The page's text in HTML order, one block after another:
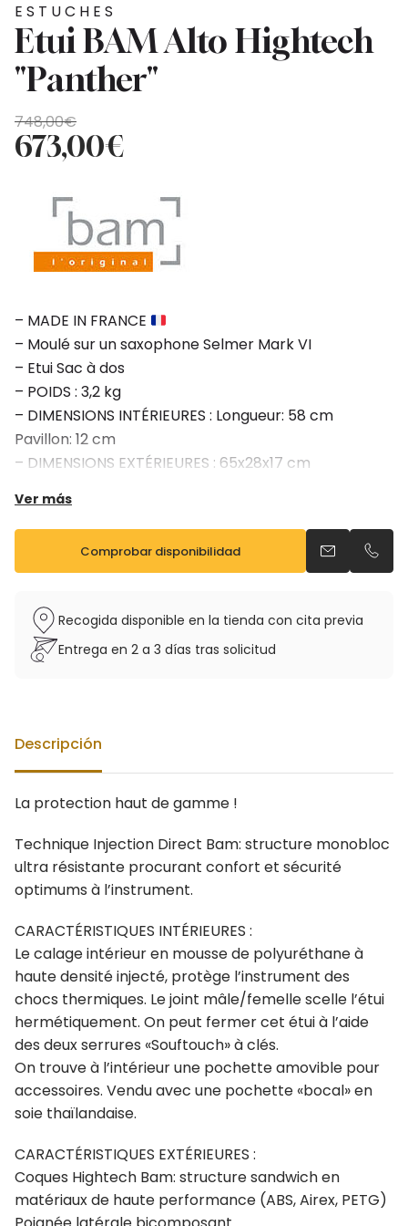
ESTUCHES
Etui BAM Alto Hightech
"Panther"
748,00€
El
precio
original
era:
748,00€.
673,00€
El
precio
actual
673,00€.
– MADE IN FRANCE
– Moulé sur un saxophone Selmer Mark VI
– Etui Sac à dos
– POIDS : 3,2 kg
– DIMENSIONS INTÉRIEURES : Longueur: 58 cm
Pavillon: 12 cm
– DIMENSIONS EXTÉRIEURES : 65x28x17 cm
Ver más
Comprobar disponibilidad Enviar un
Recogida disponible en la tienda con cita previa
Entrega en 2 a 3 días tras solicitud
Descripción
La protection haut de gamme !
Technique Injection Direct Bam: structure monobloc
ultra résistante procurant confort et sécurité
optimums à l’instrument.
CARACTÉRISTIQUES INTÉRIEURES :
Le calage intérieur en mousse de polyuréthane à
haute densité injecté, protège l’instrument des
chocs thermiques. Le joint mâle/femelle scelle l’étui
hermétiquement. On peut fermer cet étui à l’aide
des deux serrures «Souftouch» à clés.
On trouve à l’intérieur une pochette amovible pour
accessoires. Vendu avec une pochette «bocal» en
soie thaïlandaise.
CARACTÉRISTIQUES EXTÉRIEURES :
Coques Hightech Bam: structure sandwich en
matériaux de haute performance (ABS, Airex, PETG)